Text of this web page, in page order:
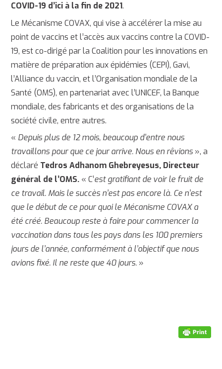
COVID-19 d’ici à la fin de 2021.
Le Mécanisme COVAX, qui vise à accélérer la mise au
point de vaccins et l’accès aux vaccins contre la COVID-
19, est co-dirigé par la Coalition pour les innovations en
matière de préparation aux épidémies (CEPI), Gavi,
l’Alliance du vaccin, et l’Organisation mondiale de la
Santé (OMS), en partenariat avec l’UNICEF, la Banque
mondiale, des fabricants et des organisations de la
société civile, entre autres.
« Depuis plus de 12 mois, beaucoup d’entre nous
travaillons pour que ce jour arrive. Nous en rêvions », a
déclaré Tedros Adhanom Ghebreyesus, Directeur
général de l’OMS. « C’est gratifiant de voir le fruit de
ce travail. Mais le succès n’est pas encore là. Ce n’est
que le début de ce pour quoi le Mécanisme COVAX a
été créé. Beaucoup reste à faire pour commencer la
vaccination dans tous les pays dans les 100 premiers
jours de l’année, conformément à l’objectif que nous
avions fixé. Il ne reste que 40 jours. »